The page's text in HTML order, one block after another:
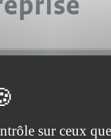
sur ceux